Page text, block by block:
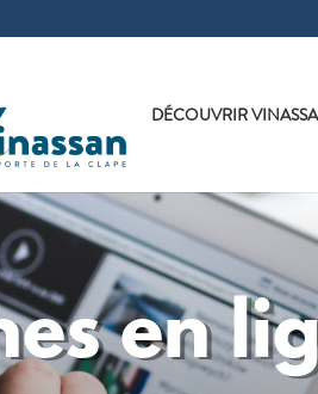
DÉCOUVRIR
en